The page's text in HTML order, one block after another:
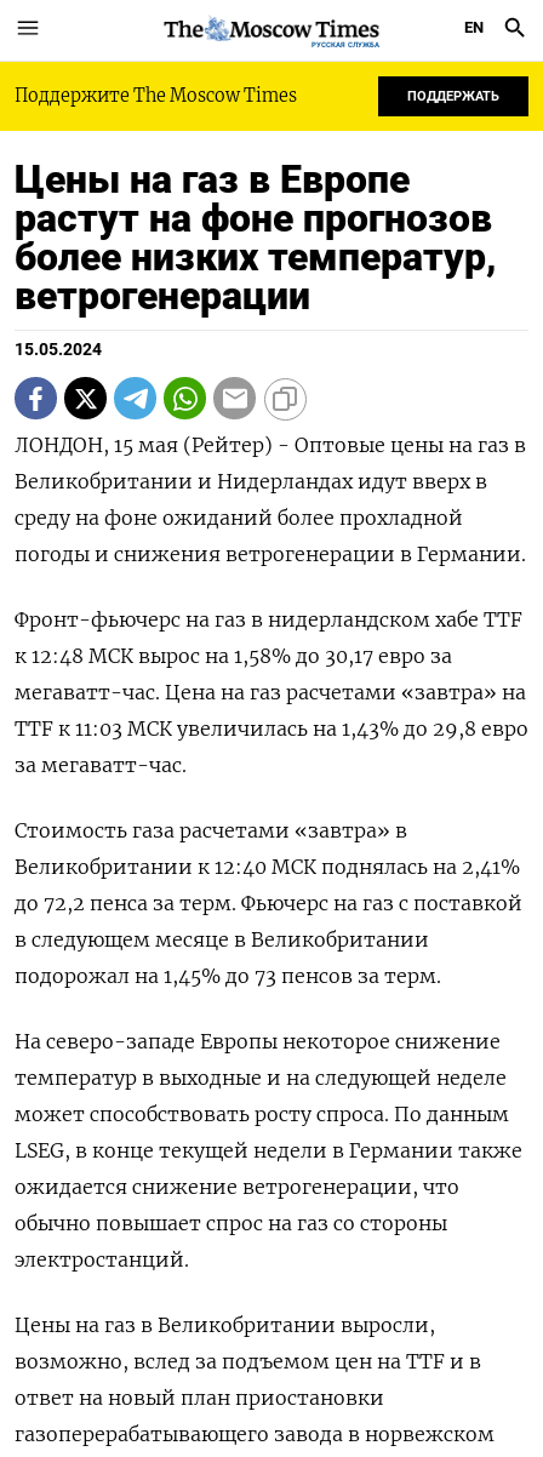
РУССКАЯ СЛУЖБА
EN
Поддержите The Moscow Times ПОДДЕРЖАТЬ
Цены на газ в Европе
растут на фоне прогнозов
более низких температур,
ветрогенерации
15.05.2024
ЛОНДОН, 15 мая (Рейтер) - Оптовые цены на газ в
Великобритании и Нидерландах идут вверх в
среду на фоне ожиданий более прохладной
погоды и снижения ветрогенерации в Германии.
Фронт-фьючерс на газ в нидерландском хабе TTF
к 12:48 МСК вырос на 1,58% до 30,17 евро за
мегаватт-час. Цена на газ расчетами «завтра» на
TTF к 11:03 МСК увеличилась на 1,43% до 29,8 евро
за мегаватт-час.
Стоимость газа расчетами «завтра» в
Великобритании к 12:40 МСК поднялась на 2,41%
до 72,2 пенса за терм. Фьючерс на газ с поставкой
в следующем месяце в Великобритании
подорожал на 1,45% до 73 пенсов за терм.
На северо-западе Европы некоторое снижение
температур в выходные и на следующей неделе
может способствовать росту спроса. По данным
LSEG, в конце текущей недели в Германии также
ожидается снижение ветрогенерации, что
обычно повышает спрос на газ со стороны
электростанций.
Цены на газ в Великобритании выросли,
возможно, вслед за подъемом цен на TTF и в
ответ на новый план приостановки
газоперерабатывающего завода в норвежском